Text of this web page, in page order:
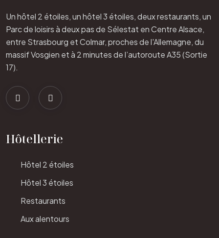
Un hôtel 2 étoiles, un hôtel 3 étoiles, deux restaurants, un
Parc de loisirs à deux pas de Sélestat en Centre Alsace,
entre Strasbourg et Colmar, proches de l'Allemagne, du
massif Vosgien et à 2 minutes de l’autoroute A35 (Sortie
17).
Hôtellerie
Hôtel 2 étoiles
Hôtel 3 étoiles
Restaurants
Aux alentours